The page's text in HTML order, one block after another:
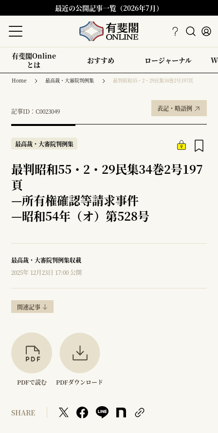
最近の公開記事一覧（2026年7月）
有斐閣Online
とは
おすすめ ロージャーナル
Home 最高裁・大審院判例集 最判昭和55・2・29民集34巻2号197頁
記事ID：C0023049 表記・略語例
最高裁・大審院判例集
最判昭和55・2・29民集34巻2号197
頁
—所有権確認等請求事件
—昭和54年（オ）第528号
最高裁・大審院判例集収載
2025年 12月23日 17:00 公開
関連記事
PDFで読む PDFダウンロード
SHARE